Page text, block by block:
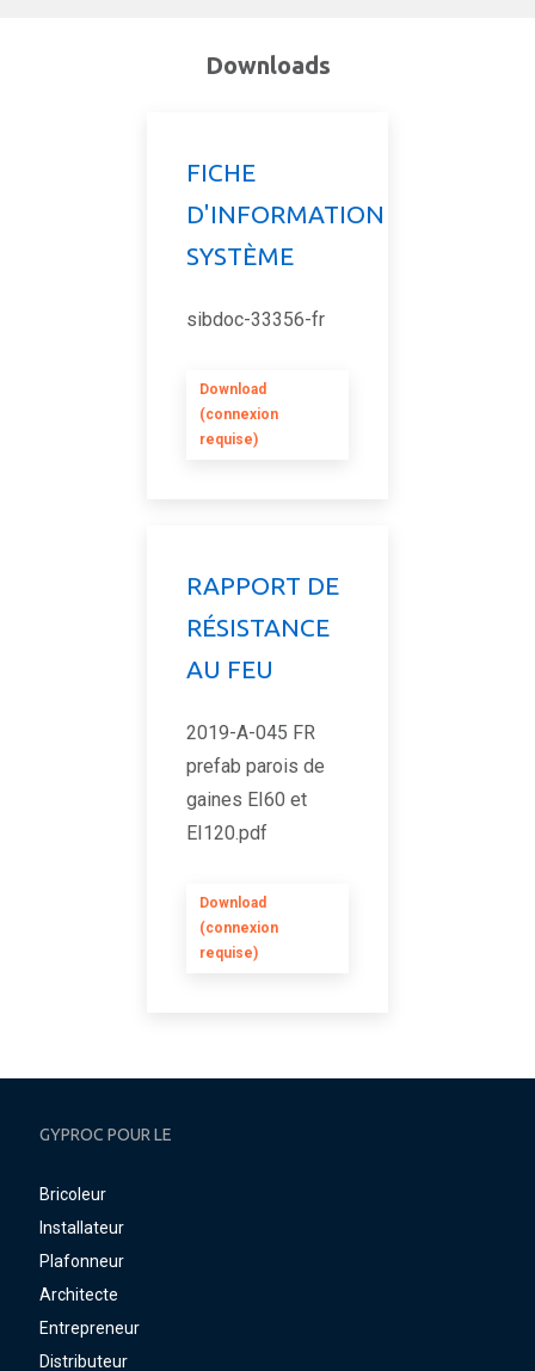
Downloads
FICHE
D'INFORMATION
SYSTÈME
sibdoc-33356-fr
Download
(connexion
requise)
RAPPORT DE
RÉSISTANCE
AU FEU
2019-A-045 FR
prefab parois de
gaines EI60 et
EI120.pdf
Download
(connexion
requise)
GYPROC POUR LE
Bricoleur
Installateur
Plafonneur
Architecte
Entrepreneur
Distributeur